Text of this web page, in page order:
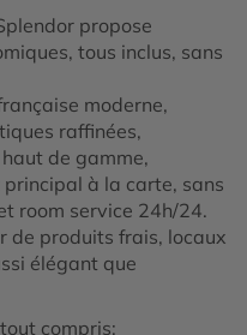
propose
tous inclus, sans
moderne,
raffinées,
de gamme,
à la carte, sans
room service 24h/24.
de produits frais, locaux
élégant que
compris: